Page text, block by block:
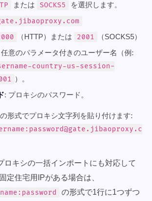
または SOCKS5
を選択します。
（HTTP）または 2001
（SOCKS5）
任意のパラメータ付きのユーザー名（例:
country-us-session-
）。
: プロキシのパスワード。
形式でプロキシ文字列を貼り付けます:
ロキシの一括インポートにも対応して
定住宅用IPがある場合は、
の形式で1行に1つずつ